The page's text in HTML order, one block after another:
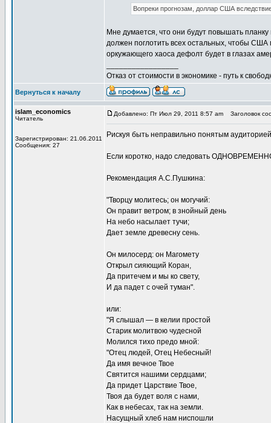
Вопреки прогнозам, доллар США
Мне думается, что они будут повышать
должен поглотить всех остальных, чтобы США
оркужающего хаоса дефолт будет в глазах
Отказ от стоимости в экономике - путь к
Вернуться к началу
islam_economics
Читатель
Зарегистрирован: 21.06.2011
Сообщения: 27
Добавлено: Пт Июл 29, 2011 8:57 am Заголовок
Рискуя быть неправильно понятым
Если коротко, надо следовать
Рекомендация А.С.Пушкина:
"Творцу молитесь; он могучий:
Он правит ветром; в знойный день
На небо насылает тучи;
Дает земле древесну сень.
Он милосерд: он Магомету
Открыл сияющий Коран,
Да притечем и мы ко свету,
И да падет с очей туман".
или:
"Я слышал — в келии простой
Старик молитвою чудесной
Молился тихо предо мной:
"Отец людей, Отец Небесный!
Да имя вечное Твое
Святится нашими сердцами;
Да придет Царствие Твое,
Твоя да будет воля с нами,
Как в небесах, так на земли.
Насущный хлеб нам ниспошли